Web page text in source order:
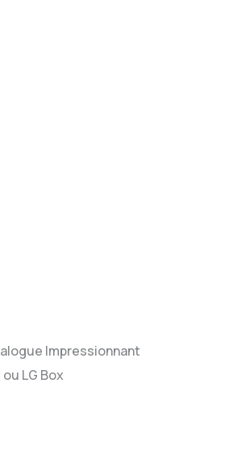
Impressionnant
LG Box